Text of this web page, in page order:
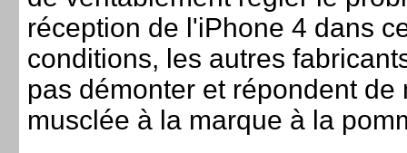
réception de l'iPhone 4 dans
conditions, les autres
pas démonter et répondent de
musclée à la marque à la